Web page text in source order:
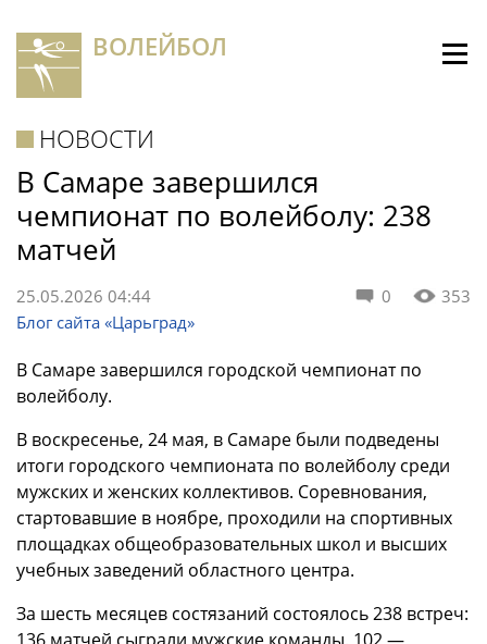
ВОЛЕЙБОЛ
НОВОСТИ
В Самаре завершился
чемпионат по волейболу: 238
матчей
0 353
25.05.2026 04:44
Блог сайта «Царьград»
В Самаре завершился городской чемпионат по
волейболу.
В воскресенье, 24 мая, в Самаре были подведены
итоги городского чемпионата по волейболу среди
мужских и женских коллективов. Соревнования,
стартовавшие в ноябре, проходили на спортивных
площадках общеобразовательных школ и высших
учебных заведений областного центра.
За шесть месяцев состязаний состоялось 238 встреч: